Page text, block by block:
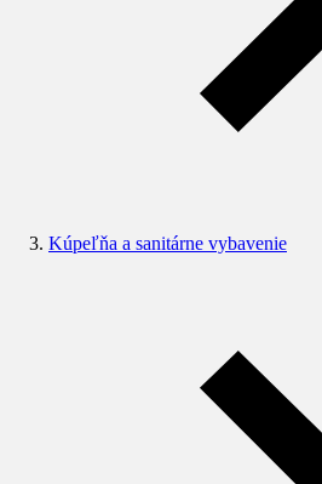
Kúpeľňa a sanitárne vybavenie